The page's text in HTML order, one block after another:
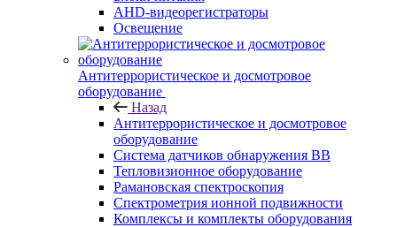
AHD-видеорегистраторы
Освещение
Антитеррористическое и досмотровое
оборудование
Назад
Антитеррористическое и досмотровое
оборудование
Cистема датчиков обнаружения ВВ
Тепловизионное оборудование
Рамановская спектроскопия
Спектрометрия ионной подвижности
Комплексы и комплекты оборудования